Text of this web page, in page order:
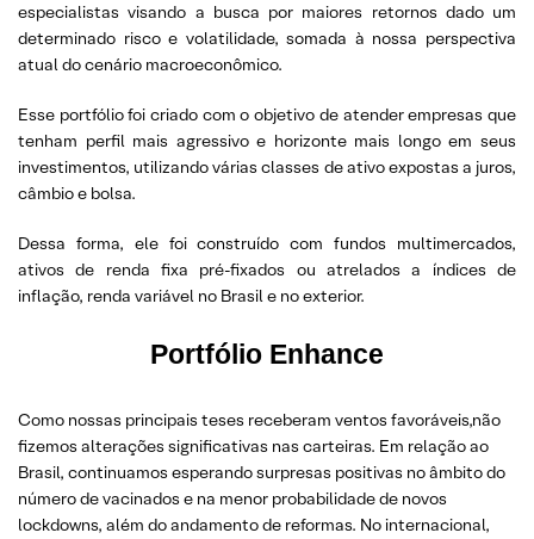
especialistas visando a busca por maiores retornos dado um
determinado risco e volatilidade, somada à nossa perspectiva
atual do cenário macroeconômico.
Esse portfólio foi criado com o objetivo de atender empresas que
tenham perfil mais agressivo e horizonte mais longo em seus
investimentos, utilizando várias classes de ativo expostas a juros,
câmbio e bolsa.
Dessa forma, ele foi construído com fundos multimercados,
ativos de renda fixa pré-fixados ou atrelados a índices de
inflação, renda variável no Brasil e no exterior.
Portfólio Enhance
Como nossas principais teses receberam ventos favoráveis,não
fizemos alterações significativas nas carteiras. Em relação ao
Brasil, continuamos esperando surpresas positivas no âmbito do
número de vacinados e na menor probabilidade de novos
lockdowns, além do andamento de reformas. No internacional,